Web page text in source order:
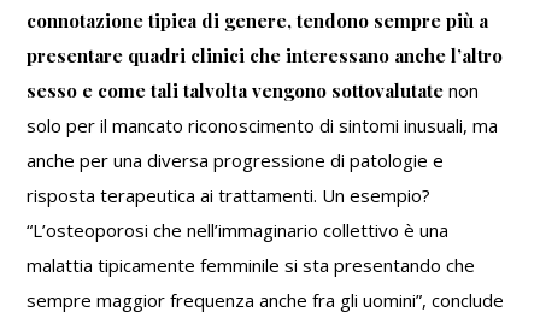
connotazione tipica di genere, tendono sempre più a
presentare quadri clinici che interessano anche l’altro
sesso e come tali talvolta vengono sottovalutate non
solo per il mancato riconoscimento di sintomi inusuali, ma
anche per una diversa progressione di patologie e
risposta terapeutica ai trattamenti. Un esempio?
“L’osteoporosi che nell’immaginario collettivo è una
malattia tipicamente femminile si sta presentando che
sempre maggior frequenza anche fra gli uomini”, conclude